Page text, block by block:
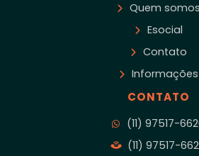
Quem somos
Esocial
Contato
Informações
CONTATO
(11) 97517-
(11) 97517-